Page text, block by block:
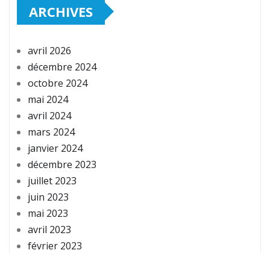
ARCHIVES
avril 2026
décembre 2024
octobre 2024
mai 2024
avril 2024
mars 2024
janvier 2024
décembre 2023
juillet 2023
juin 2023
mai 2023
avril 2023
février 2023